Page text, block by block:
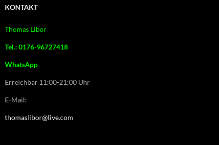
KONTAKT
Thomas Libor
Tel.: 0176-96727418
WhatsApp
Erreichbar 11:00-21:00 Uhr
E-Mail:
thomaslibor@live.com